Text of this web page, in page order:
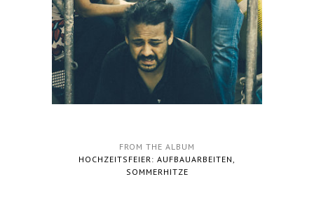
FROM THE ALBUM
HOCHZEITSFEIER: AUFBAUARBEITEN,
SOMMERHITZE